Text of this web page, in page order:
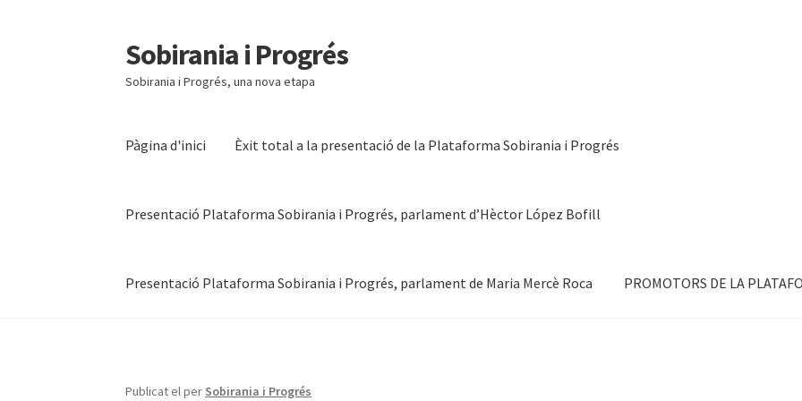
Salta
a
navegació
Vés
al
contingut
Sobirania i Progrés
Sobirania i Progrés, una nova etapa
Pàgina d'inici Èxit total a la presentació de la Plataforma Sobirania i Progrés
Presentació Plataforma Sobirania i Progrés, parlament d’Hèctor López Bofill
Presentació Plataforma Sobirania i Progrés, parlament de Maria Mercè Roca PROMOTORS DE LA
Presentació Plataforma Sobirania i Progrés, parlament de Maria Mercè Roca
Publicat elper Sobirania i Progrés